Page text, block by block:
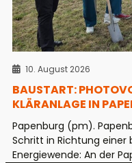
10. August 2026
BAUSTART:
KLÄRANLAGE IN
Papenburg (pm).
Schritt in Richtung einer
Energiewende: An der